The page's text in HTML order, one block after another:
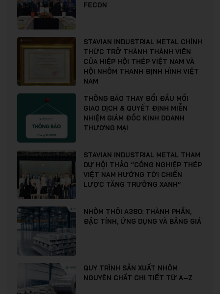
FECON
STAVIAN INDUSTRIAL METAL CHÍNH
THỨC TRỞ THÀNH THÀNH VIÊN
CỦA HIỆP HỘI THÉP VIỆT NAM VÀ
HỘI NHÔM THANH ĐỊNH HÌNH VIỆT
NAM
THÔNG BÁO THAY ĐỔI ĐẦU MỐI
GIAO DỊCH & QUYẾT ĐỊNH MIỄN
NHIỆM GIÁM ĐỐC KINH DOANH
THƯƠNG MẠI
STAVIAN INDUSTRIAL METAL THAM
DỰ HỘI THẢO “CÔNG NGHIỆP THÉP
VIỆT NAM HƯỚNG TỚI CHIẾN
LƯỢC TĂNG TRƯỞNG XANH”
NHÔM THỎI A380: THÀNH PHẦN,
ĐẶC TÍNH, ỨNG DỤNG VÀ BẢNG GIÁ
QUY TRÌNH SẢN XUẤT NHÔM
NGUYÊN CHẤT CHI TIẾT TỪ A–Z